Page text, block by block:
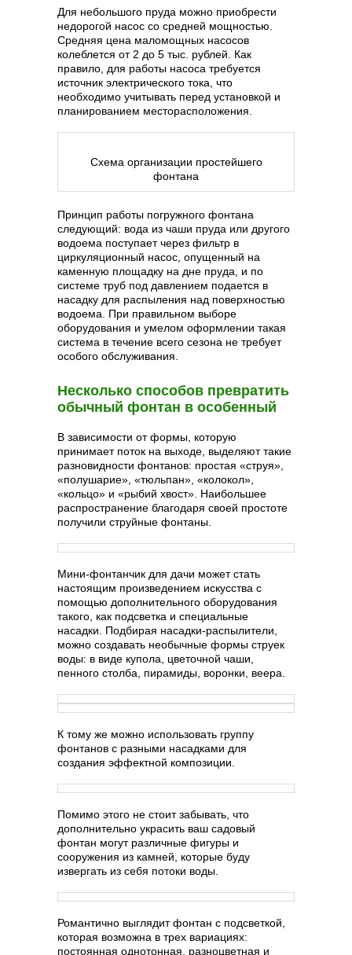
Для небольшого пруда можно приобрести
недорогой насос со средней мощностью.
Средняя цена маломощных насосов
колеблется от 2 до 5 тыс. рублей. Как
правило, для работы насоса требуется
источник электрического тока, что
необходимо учитывать перед установкой и
планированием месторасположения.
Схема организации простейшего
фонтана
Принцип работы погружного фонтана
следующий: вода из чаши пруда или другого
водоема поступает через фильтр в
циркуляционный насос, опущенный на
каменную площадку на дне пруда, и по
системе труб под давлением подается в
насадку для распыления над поверхностью
водоема. При правильном выборе
оборудования и умелом оформлении такая
система в течение всего сезона не требует
особого обслуживания.
Несколько способов превратить
обычный фонтан в особенный
В зависимости от формы, которую
принимает поток на выходе, выделяют такие
разновидности фонтанов: простая «струя»,
«полушарие», «тюльпан», «колокол»,
«кольцо» и «рыбий хвост». Наибольшее
распространение благодаря своей простоте
получили струйные фонтаны.
Мини-фонтанчик для дачи может стать
настоящим произведением искусства с
помощью дополнительного оборудования
такого, как подсветка и специальные
насадки. Подбирая насадки-распылители,
можно создавать необычные формы струек
воды: в виде купола, цветочной чаши,
пенного столба, пирамиды, воронки, веера.
К тому же можно использовать группу
фонтанов с разными насадками для
создания эффектной композиции.
Помимо этого не стоит забывать, что
дополнительно украсить ваш садовый
фонтан могут различные фигуры и
сооружения из камней, которые буду
извергать из себя потоки воды.
Романтично выглядит фонтан с подсветкой,
которая возможна в трех вариациях:
постоянная однотонная, разноцветная и